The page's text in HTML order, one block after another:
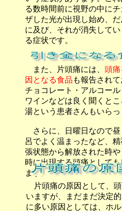
る数時間前に視野の中に
ザした光が出現し始め、
に及び、それが消失してい
る症状です。
また、片頭痛には、 頭
因となる食品 も報告され
チョコレート・アルコー
ワインなどは良く聞くと
湯という患者さんもいらっ
さらに、日曜日なので昼
呂でよく温まったなど、
張状態から解放された時
時に出現する頭痛として
ます。
片頭痛の原因として、
いますが、まだまだ決定
に多い原因としては、ホ